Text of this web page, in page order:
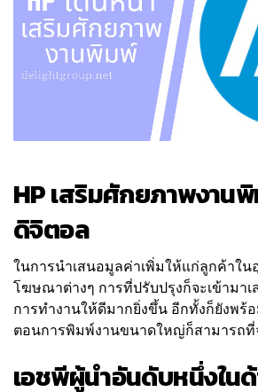
HP เสริมศักยภาพงาน
ดิจิตอล
ในการนำเสนอมูลค่าเพิ่มให้แก่ลูกค้าใ
โฆษณาต่างๆ การที่ปรับปรุงก็จะเข้ามา
การทำงานให้ดีมากยิ่งขึ้น อีกทั้งก็ยังพร้
ตอนการพิมพ์งานขนาดใหญ่ก็สามารถที่
เอชพีผู้นำอันดับหนึ่งใน